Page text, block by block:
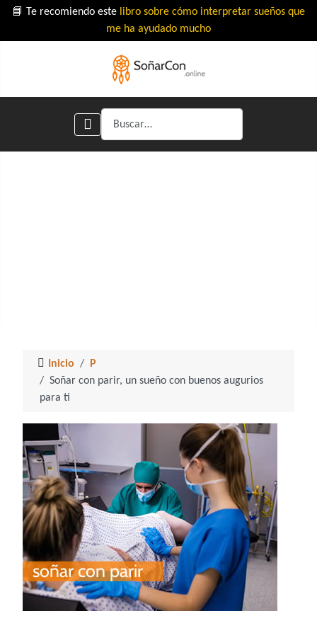
📘 Te recomiendo este libro sobre cómo interpretar sueños que
me ha ayudado mucho
Buscar
Inicio
P
Soñar con parir, un sueño con buenos augurios
para ti